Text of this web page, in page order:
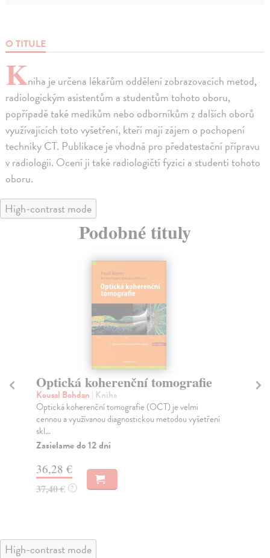
O TITULE
Kniha je určena lékařům oddělení zobrazovacích metod,
radiologickým asistentům a studentům tohoto oboru,
popřípadě také medikům nebo odborníkům z dalších oborů
využívajících toto vyšetření, kteří mají zájem o pochopení
techniky CT. Publikace je vhodná pro předatestační přípravu
v radiologii. Ocení ji také radiologičtí fyzici a studenti tohoto
oboru.
High-contrast mode
Podobné tituly
Praktický průvodce lékařskou
psychologií
Slezáčková Alena| Kniha
Jak komunikovat s pacientem v časovém tlaku,
emocích i náročných situacích? Tato kniha přináší
prak...
27,98 €
High-contrast mode